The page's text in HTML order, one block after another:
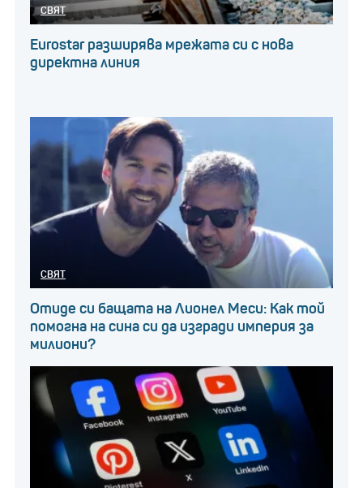
СВЯТ
Eurostar разширява мрежата си с нова
директна линия
СВЯТ
Отиде си бащата на Лионел Меси: Как той
помогна на сина си да изгради империя за
милиони?